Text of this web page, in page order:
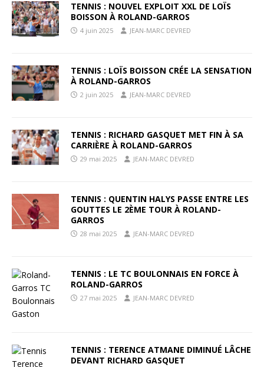
TENNIS : NOUVEL EXPLOIT XXL DE LOÏS
BOISSON À ROLAND-GARROS
4 juin 2025 JEAN-MARC DEVRED
TENNIS : LOÏS BOISSON CRÉE LA SENSATION
À ROLAND-GARROS
2 juin 2025 JEAN-MARC DEVRED
TENNIS : RICHARD GASQUET MET FIN À SA
CARRIÈRE À ROLAND-GARROS
29 mai 2025 JEAN-MARC DEVRED
TENNIS : QUENTIN HALYS PASSE ENTRE LES
GOUTTES LE 2ÈME TOUR À ROLAND-
GARROS
28 mai 2025 JEAN-MARC DEVRED
TENNIS : LE TC BOULONNAIS EN FORCE À
ROLAND-GARROS
27 mai 2025 JEAN-MARC DEVRED
TENNIS : TERENCE ATMANE DIMINUÉ LÂCHE
DEVANT RICHARD GASQUET